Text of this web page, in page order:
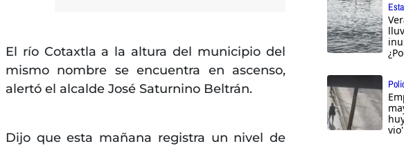
El río Cotaxtla a la altura del municipio del
mismo nombre se encuentra en ascenso,
alertó el alcalde José Saturnino Beltrán.
Dijo que esta mañana registra un nivel de